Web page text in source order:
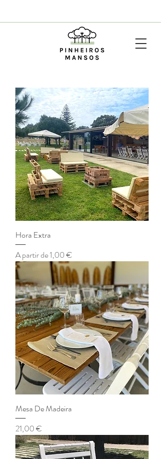
Hora Extra
A partir de1,00 €
Preço promocional
Mesa De Madeira
Preço
21,00 €